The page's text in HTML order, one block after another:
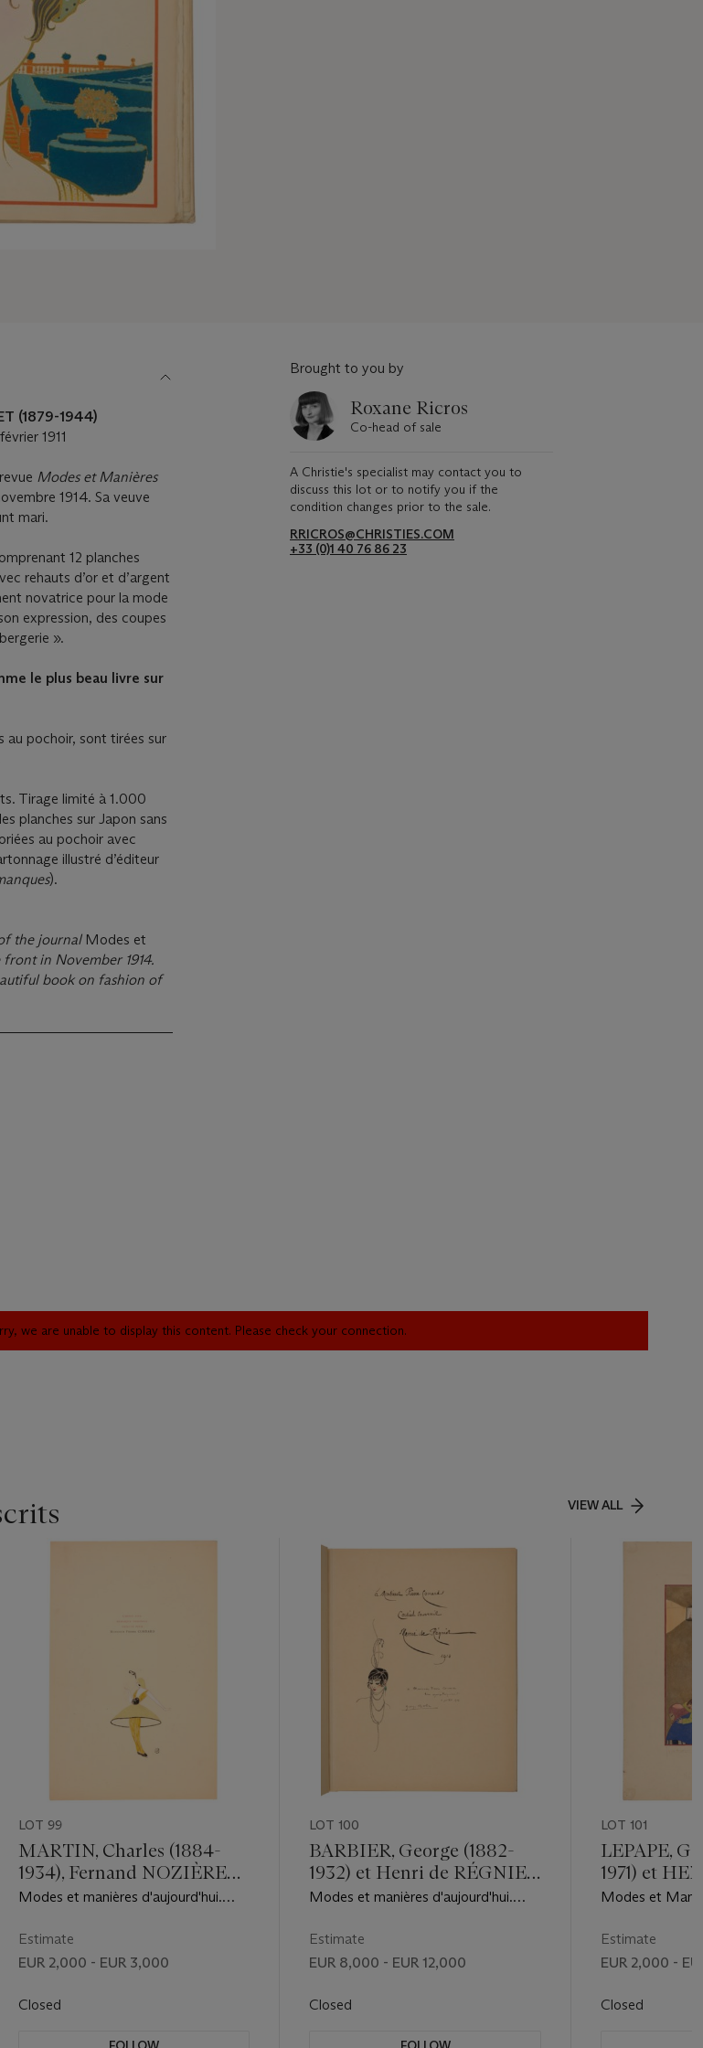
(1879-1944)
1911
Modes et Manières
1914. Sa veuve
mari.
12 planches
rehauts d’or et d’argent
novatrice pour la mode
expression, des coupes
».
le plus beau livre sur
au pochoir, sont tirées sur
Tirage limité à 1.000
planches sur Japon sans
au pochoir avec
illustré d’éditeur
).
the journal Modes et
in November 1914.
book on fashion of
Brought to you by
Roxane Ricros
Co-head of sale
A Christie's specialist may contact you to
discuss this lot or to notify you if the
condition changes prior to the sale.
RRICROS@CHRISTIES.COM
+33 (0)1 40 76 86 23
we are unable to display this content. Please check your connection.
VIEW ALL
LOT 99
MARTIN, Charles (1884-
1934), Fernand NOZIÈRE
(1874-1931)
Modes et manières d'aujourd'hui.
Estimate
EUR 2,000 - EUR 3,000
Closed
LOT 100
BARBIER, George (1882-
1932) et Henri de RÉGNIER
(1864-1936)
Modes et manières d'aujourd'hui.
Estimate
EUR 8,000 - EUR 12,000
Closed
LOT 101
LEPAPE,
1971) et
(1886-1973)
Modes et
Pierre [et
Estimate
EUR 2,000 -
Closed